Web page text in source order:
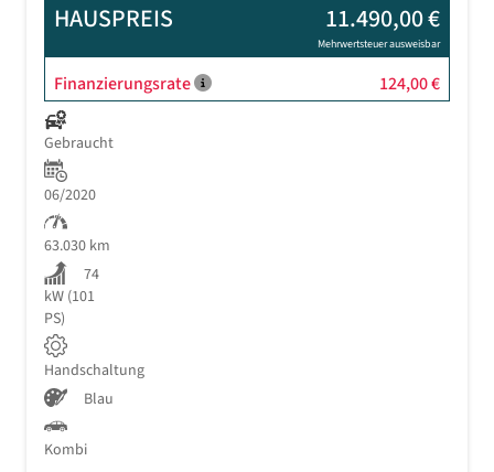
HAUSPREIS 11.490,00 €
Mehrwertsteuer ausweisbar
Finanzierungsrate 124,00 €
Gebraucht
06/2020
63.030 km
74
kW (101
PS)
Handschaltung
Blau
Kombi